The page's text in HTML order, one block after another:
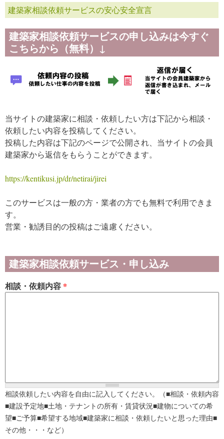
建築家相談依頼サービスの安心安全宣言
建築家相談依頼サービスの申し込みは今すぐ
こちらから（無料）↓
当サイトの建築家に相談・依頼したい方は下記から相談・
依頼したい内容を投稿してください。
投稿した内容は下記のページで公開され、当サイトの会員
建築家から返信をもらうことができます。
https://kentikusi.jp/dr/netirai/jirei
このサービスは一般の方・業者の方でも無料で利用できま
す。
営業・勧誘目的の投稿はご遠慮ください。
建築家相談依頼サービス・申し込み
相談・依頼内容 *
相談依頼したい内容を自由に記入してください。（■相談・依頼内容
■建設予定地■土地・テナントの所有・賃貸状況■建物についての希
望■ご予算■希望する地域■建築家に相談・依頼したいと思った理由■
その他・・・など）